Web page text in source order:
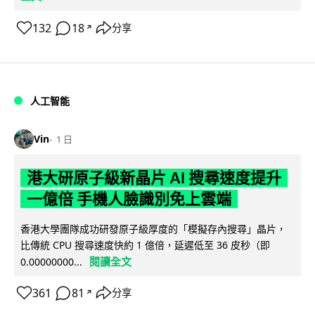
132 18 ↗ 分享
人工智能
Vin 1 日
港大研原子級新晶片 AI 搜尋速度提升
一億倍 手機人臉識別免上雲端
香港大學團隊成功研發原子級厚度的「模擬存內搜尋」晶片，
比傳統 CPU 搜尋速度快約 1 億倍，延遲低至 36 皮秒（即
0.00000000...
閱讀全文
361 81 ↗ 分享